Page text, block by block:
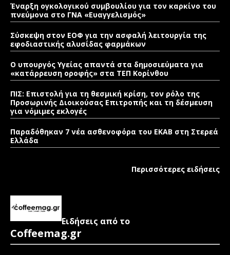
Έναρξη ογκολογικού συμβουλίου για τον καρκίνο του
πνεύμονα στο ΓΝΑ «Ευαγγελισμός»
Σύσκεψη στον ΕΟΦ για την ασφαλή λειτουργία της
εφοδιαστικής αλυσίδας φαρμάκων
Ο υπουργός Υγείας απαντά στα δημοσιεύματα για
«κατάρρευση οροφής» στα ΤΕΠ Κορίνθου
ΠΙΣ: Επιστολή για τη θεσμική κρίση, τον ρόλο της
Προσωρινής Διοικούσας Επιτροπής και τη δέσμευση
για νόμιμες εκλογές
Παραδόθηκαν 7 νέα ασθενοφόρα του ΕΚΑΒ στη Στερεά
Ελλάδα
Περισσότερες ειδήσεις
Ειδήσεις από το
Coffeemag.gr